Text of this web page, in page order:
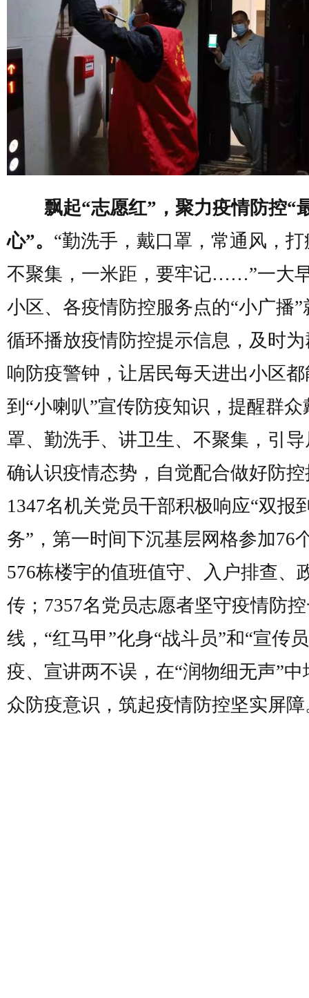
飘起“志愿红”，聚力疫情防控“
心”。 “勤洗手，戴口罩，常通风，
不聚集，一米距，要牢记……”一大
小区、各疫情防控服务点的“小广播”
循环播放疫情防控提示信息，及时
响防疫警钟，让居民每天进出小区
到“小喇叭”宣传防疫知识，提醒群众
罩、勤洗手、讲卫生、不聚集，引
确认识疫情态势，自觉配合做好防
1347名机关党员干部积极响应“双报
务”，第一时间下沉基层网格参加76
576栋楼宇的值班值守、入户排查、
传；7357名党员志愿者坚守疫情防
线，“红马甲”化身“战斗员”和“宣传
疫、宣讲两不误，在“润物细无声”中
众防疫意识，筑起疫情防控坚实屏障